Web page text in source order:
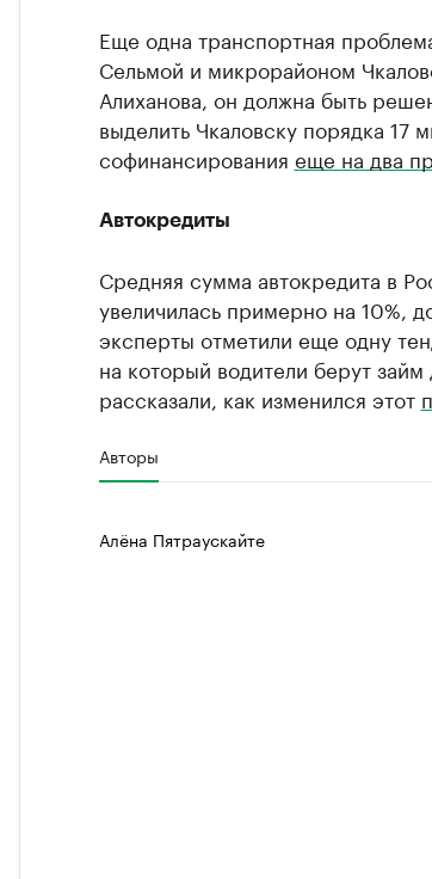
Еще одна транспортная
Сельмой и микрорайоном
Алиханова, он должна быть
выделить Чкаловску порядка 17
софинансирования еще на два
Автокредиты
Средняя сумма автокредита в
увеличилась примерно на 10%,
эксперты отметили еще одну
на который водители берут
рассказали, как изменился этот
Авторы
Алёна Пятраускайте